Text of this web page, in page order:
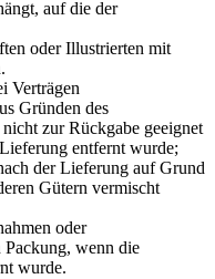
auf die der
oder Illustrierten mit
Verträgen
Gründen des
zur Rückgabe geeignet
entfernt wurde;
der Lieferung auf Grund
Gütern vermischt
oder
Packung, wenn die
wurde.